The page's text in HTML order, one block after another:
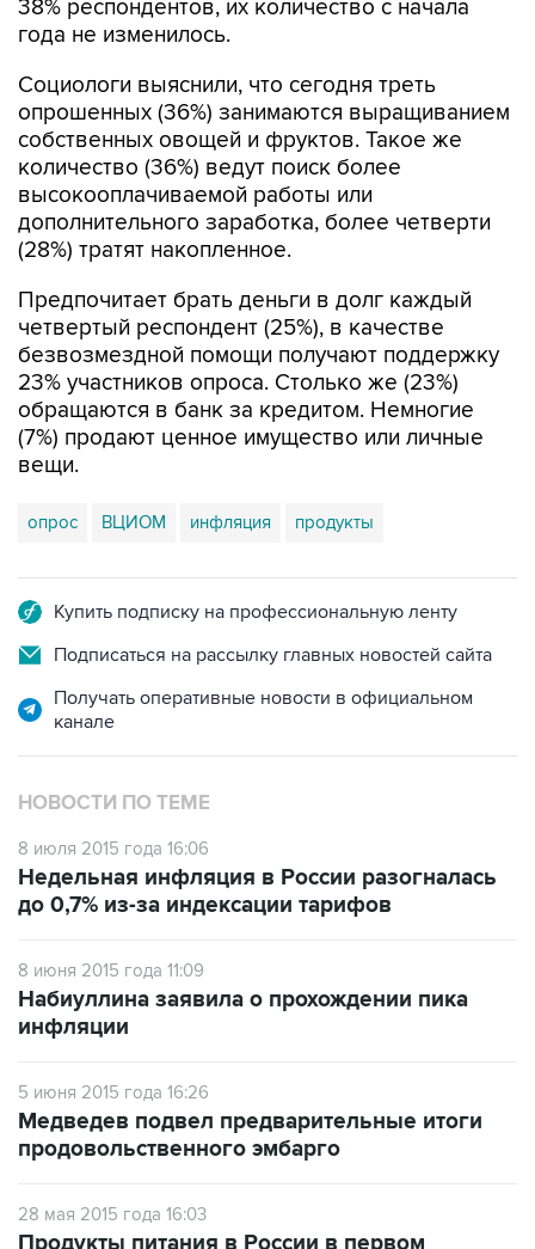
Социологи выяснили, что сегодня треть
собственных овощей и фруктов. Такое же
количество (36%) ведут поиск более
высокооплачиваемой работы или
дополнительного заработка, более четверти
(28%) тратят накопленное.
Предпочитает брать деньги в долг каждый
безвозмездной помощи получают поддержку
23% участников опроса. Столько же (23%)
обращаются в банк за кредитом. Немногие
(7%) продают ценное имущество или личные
вещи.
опрос
Подписаться на рассылку главных новостей сайта
Получать оперативные новости в официальном
НОВОСТИ ПО ТЕМЕ
8 июля 2015 года 16:06
до 0,7% из-за индексации тарифов
8 июня 2015 года 11:09
инфляции
5 июня 2015 года 16:26
продовольственного эмбарго
28 мая 2015 года 16:03
квартале дорожали в 11 раз быстрее